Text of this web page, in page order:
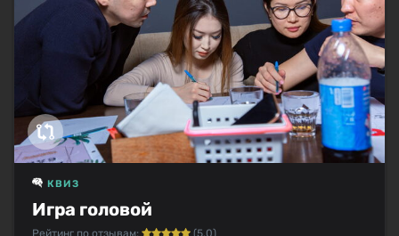
Игра головой
КВИЗ